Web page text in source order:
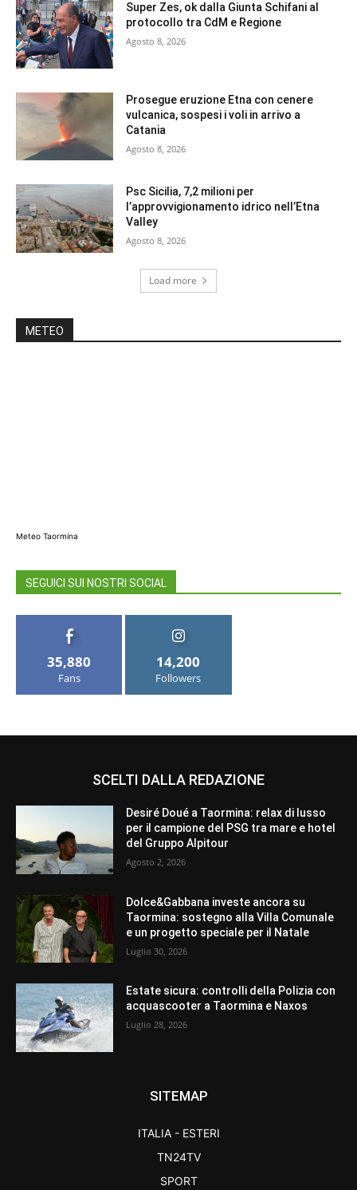
Super Zes, ok dalla Giunta Schifani al
protocollo tra CdM e Regione
Agosto 8, 2026
Prosegue eruzione Etna con cenere
vulcanica, sospesi i voli in arrivo a
Catania
Agosto 8, 2026
Psc Sicilia, 7,2 milioni per
l’approvvigionamento idrico nell’Etna
Valley
Agosto 8, 2026
Load more
METEO
Meteo Taormina
SEGUICI SUI NOSTRI SOCIAL
35,880
Fans
14,200
Followers
SCELTI DALLA REDAZIONE
Desiré Doué a Taormina: relax di lusso
per il campione del PSG tra mare e hotel
del Gruppo Alpitour
Agosto 2, 2026
Dolce&Gabbana investe ancora su
Taormina: sostegno alla Villa Comunale
e un progetto speciale per il Natale
Luglio 30, 2026
Estate sicura: controlli della Polizia con
acquascooter a Taormina e Naxos
Luglio 28, 2026
SITEMAP
ITALIA - ESTERI
TN24TV
SPORT